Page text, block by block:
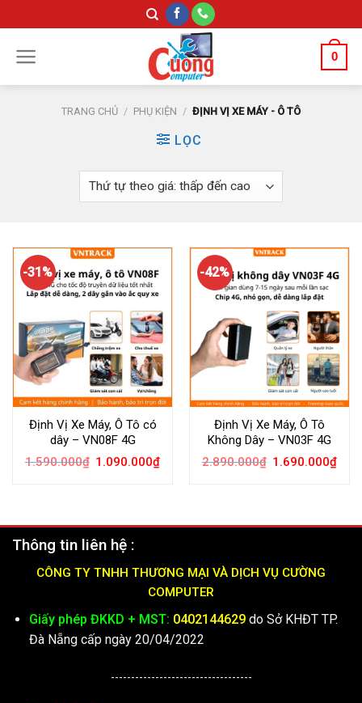
to
content
0
TRANG CHỦ / PHỤ KIỆN / ĐỊNH VỊ XE MÁY - Ô TÔ
LỌC
-31%
Định Vị Xe Máy, Ô Tô có
dây – VN08F 4G
1.590.000₫ Giá
1.090.000₫Giá
-42%
Định Vị Xe Máy, Ô Tô
Không Dây – VN03F 4G
2.890.000₫ Giá
1.690.000₫Giá
Thông tin liên hệ :
CÔNG TY TNHH THƯƠNG MẠI VÀ DỊCH VỤ CƯỜNG
COMPUTER
Giấy phép ĐKKD + MST: 0402144629do Sở KHĐT TP.
Đà Nẵng cấp ngày 20/04/2022
-----------------------------------